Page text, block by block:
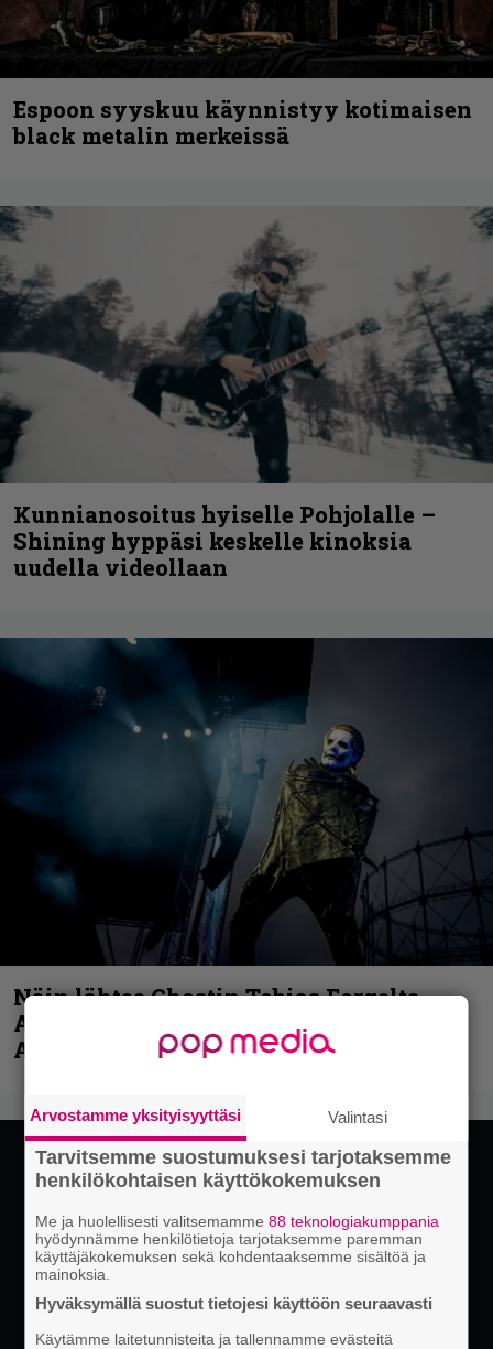
Espoon syyskuu käynnistyy kotimaisen
black metalin merkeissä
Kunnianosoitus hyiselle Pohjolalle –
Shining hyppäsi keskelle kinoksia
uudella videollaan
Näin lähtee Ghostin Tobias Forgelta
Accept – menossa mukana myös
Anthrax- ja Korn-miehistöä
Arvostamme yksityisyyttäsi Valintasi
Tarvitsemme suostumuksesi tarjotaksemme
henkilökohtaisen käyttökokemuksen
Me ja huolellisesti valitsemamme88 teknologiakumppania
hyödynnämme henkilötietoja tarjotaksemme paremman
käyttäjäkokemuksen sekä kohdentaaksemme sisältöä ja
mainoksia.
Hyväksymällä suostut tietojesi käyttöön seuraavasti
Käytämme laitetunnisteita ja tallennamme evästeitä